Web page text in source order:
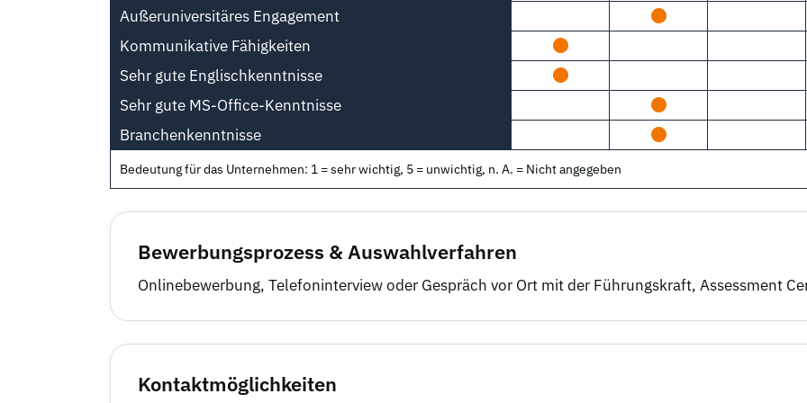
Außeruniversitäres Engagement
Kommunikative Fähigkeiten
Sehr gute Englischkenntnisse
Sehr gute MS-Office-Kenntnisse
Branchenkenntnisse
Bedeutung für das Unternehmen: 1 = sehr wichtig, 5 = unwichtig, n. A. = Nicht angegeben
Bewerbungsprozess & Auswahlverfahren
Onlinebewerbung, Telefoninterview oder Gespräch vor Ort mit der Führungskraft, Assessment
Kontaktmöglichkeiten